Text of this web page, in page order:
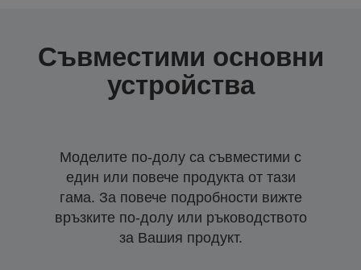
Съвместими основни
устройства
Моделите по-долу са съвместими с
един или повече продукта от тази
гама. За повече подробности вижте
връзките по-долу или ръководството
за Вашия продукт.